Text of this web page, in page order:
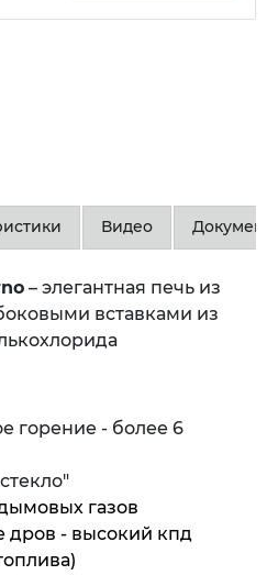
Видео
– элегантная печь из
вставками из
горение - более 6
газов
дров - высокий кпд